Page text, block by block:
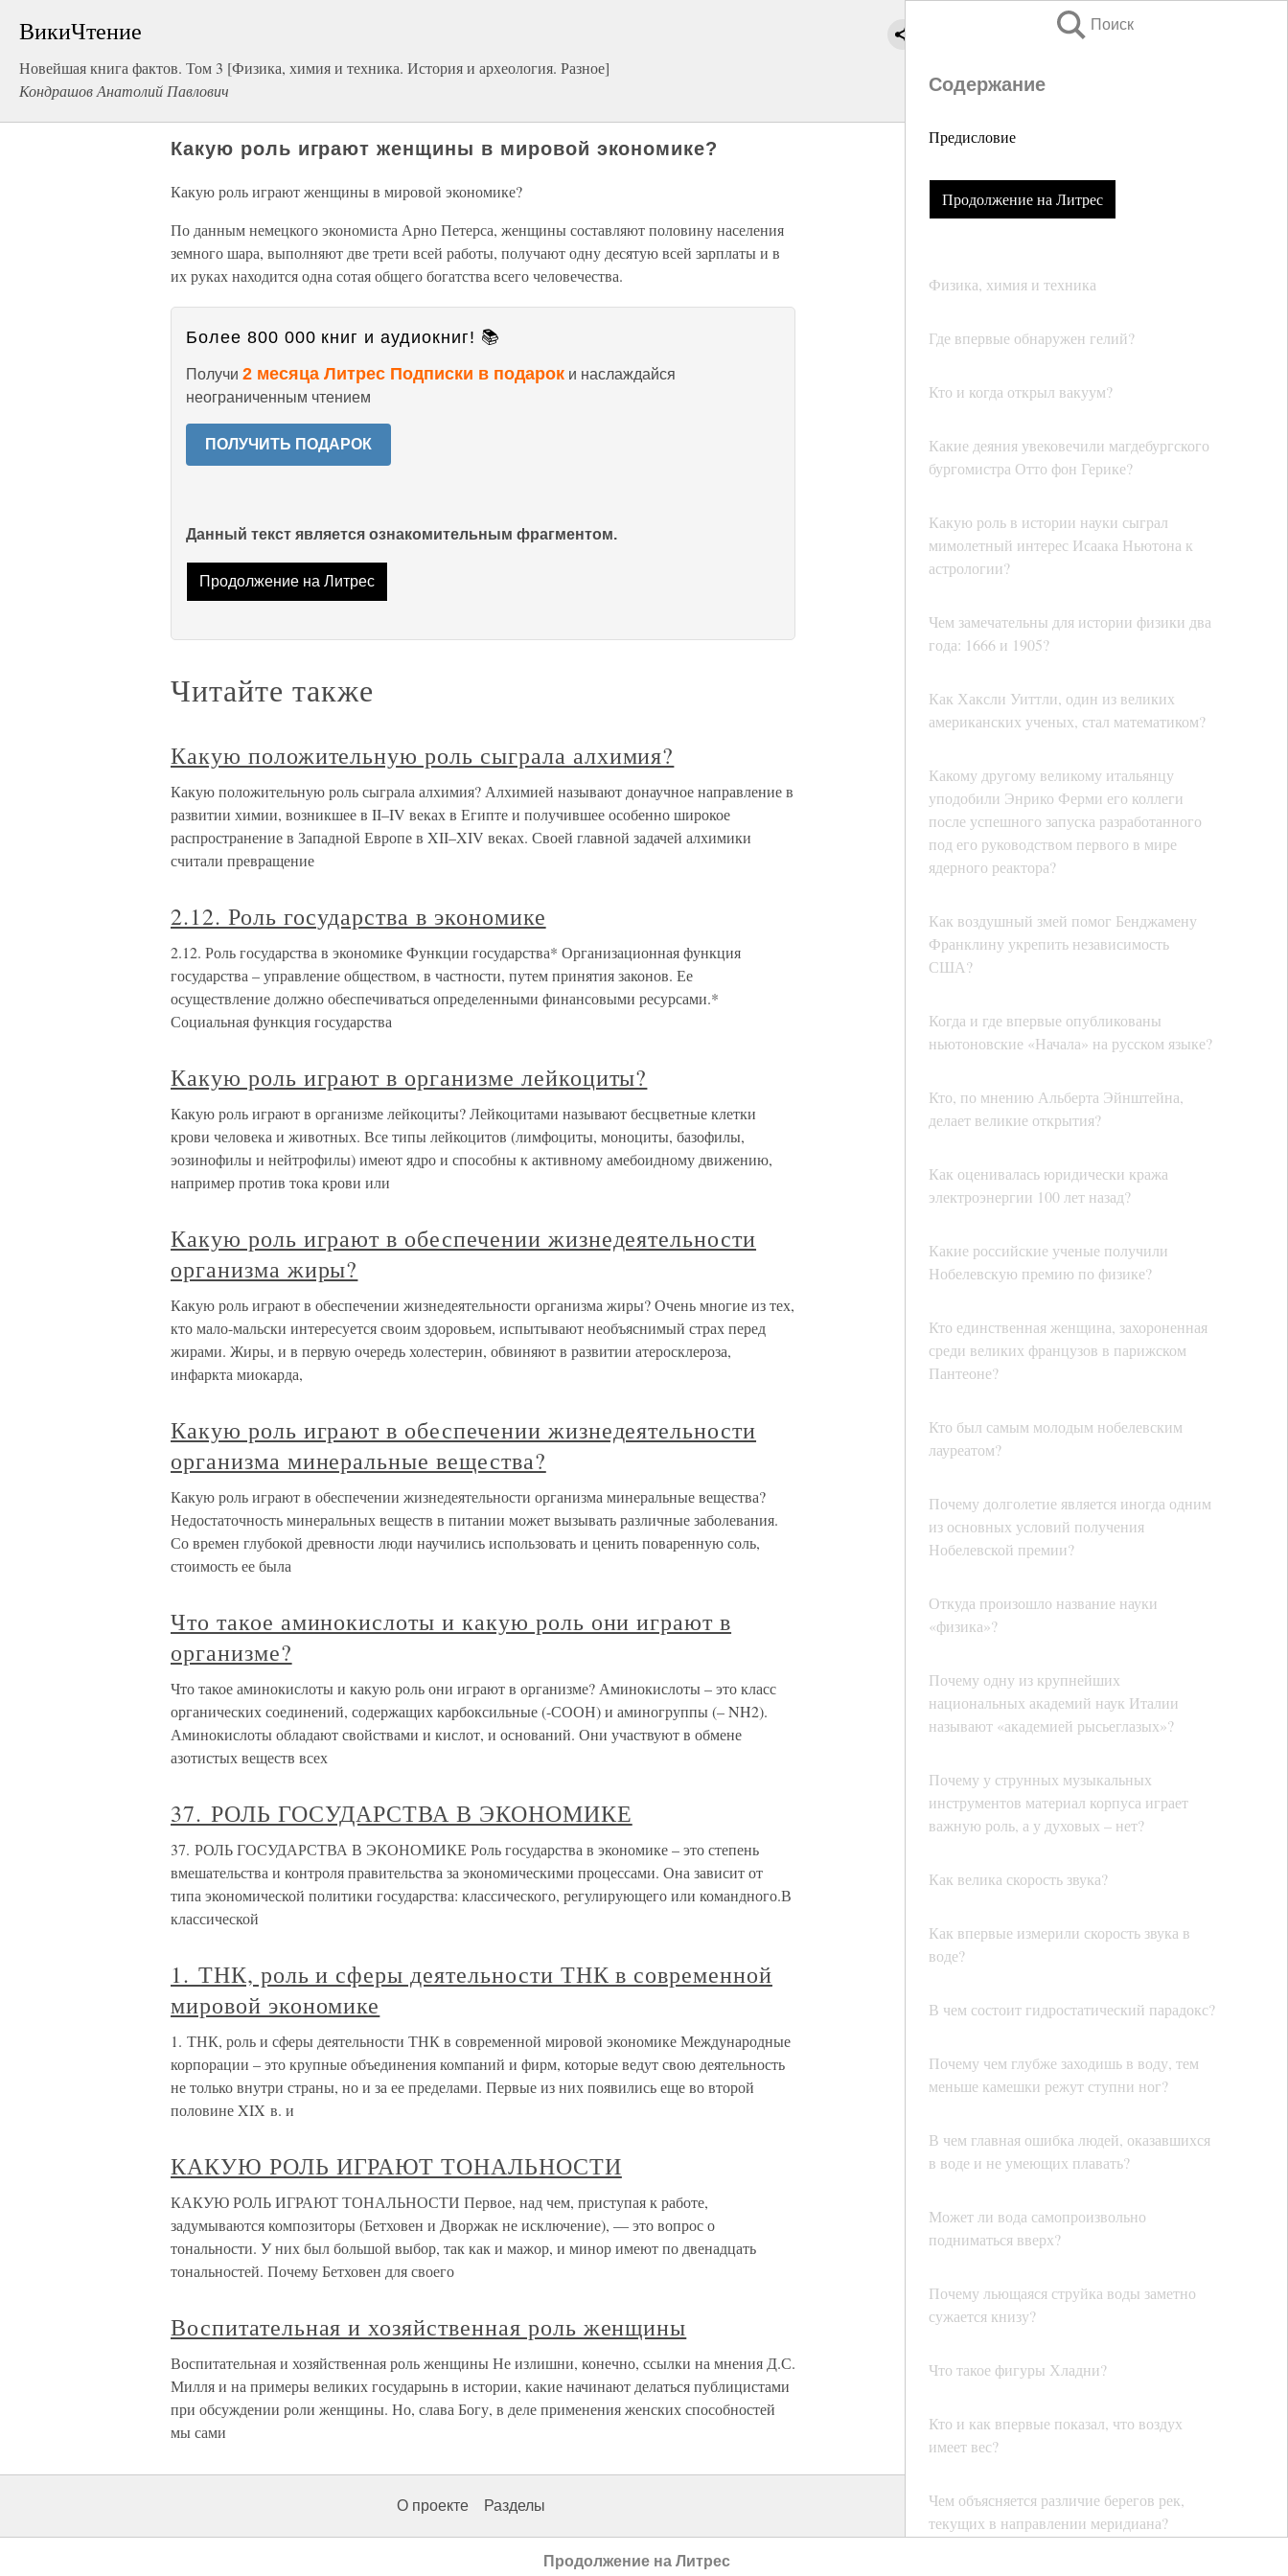
ВикиЧтение
Новейшая книга фактов. Том 3 [Физика, химия и техника. История и археология. Разное]
Кондрашов Анатолий Павлович
Поиск
Содержание
Предисловие
Продолжение на Литрес
Физика, химия и техника
Где впервые обнаружен гелий?
Кто и когда открыл вакуум?
Какие деяния увековечили магдебургского
бургомистра Отто фон Герике?
Какую роль в истории науки сыграл
мимолетный интерес Исаака Ньютона к
астрологии?
Чем замечательны для истории физики два
года: 1666 и 1905?
Как Хаксли Уиттли, один из великих
американских ученых, стал математиком?
Какому другому великому итальянцу
уподобили Энрико Ферми его коллеги
после успешного запуска разработанного
под его руководством первого в мире
ядерного реактора?
Как воздушный змей помог Бенджамену
Франклину укрепить независимость
США?
Когда и где впервые опубликованы
ньютоновские «Начала» на русском языке?
Кто, по мнению Альберта Эйнштейна,
делает великие открытия?
Как оценивалась юридически кража
электроэнергии 100 лет назад?
Какие российские ученые получили
Нобелевскую премию по физике?
Кто единственная женщина, захороненная
среди великих французов в парижском
Пантеоне?
Кто был самым молодым нобелевским
лауреатом?
Почему долголетие является иногда одним
из основных условий получения
Нобелевской премии?
Откуда произошло название науки
«физика»?
Почему одну из крупнейших
национальных академий наук Италии
называют «академией рысьеглазых»?
Почему у струнных музыкальных
инструментов материал корпуса играет
важную роль, а у духовых – нет?
Как велика скорость звука?
Как впервые измерили скорость звука в
воде?
В чем состоит гидростатический парадокс?
Почему чем глубже заходишь в воду, тем
меньше камешки режут ступни ног?
В чем главная ошибка людей, оказавшихся
в воде и не умеющих плавать?
Может ли вода самопроизвольно
подниматься вверх?
Почему льющаяся струйка воды заметно
сужается книзу?
Что такое фигуры Хладни?
Кто и как впервые показал, что воздух
имеет вес?
Чем объясняется различие берегов рек,
текущих в направлении меридиана?
Какую роль играют женщины в мировой экономике?
Какую роль играют женщины в мировой экономике?
По данным немецкого экономиста Арно Петерса, женщины составляют половину населения
земного шара, выполняют две трети всей работы, получают одну десятую всей зарплаты и в
их руках находится одна сотая общего богатства всего человечества.
Более 800 000 книг и аудиокниг! 📚
Получи 2 месяца Литрес Подписки в подарок и наслаждайся
неограниченным чтением
ПОЛУЧИТЬ ПОДАРОК
Данный текст является ознакомительным фрагментом.
Продолжение на Литрес
Читайте также
Какую положительную роль сыграла алхимия?
Какую положительную роль сыграла алхимия? Алхимией называют донаучное направление в
развитии химии, возникшее в II–IV веках в Египте и получившее особенно широкое
распространение в Западной Европе в XII–XIV веках. Своей главной задачей алхимики
считали превращение
2.12. Роль государства в экономике
2.12. Роль государства в экономике Функции государства* Организационная функция
государства – управление обществом, в частности, путем принятия законов. Ее
осуществление должно обеспечиваться определенными финансовыми ресурсами.*
Социальная функция государства
Какую роль играют в организме лейкоциты?
Какую роль играют в организме лейкоциты? Лейкоцитами называют бесцветные клетки
крови человека и животных. Все типы лейкоцитов (лимфоциты, моноциты, базофилы,
эозинофилы и нейтрофилы) имеют ядро и способны к активному амебоидному движению,
например против тока крови или
Какую роль играют в обеспечении жизнедеятельности
организма жиры?
Какую роль играют в обеспечении жизнедеятельности организма жиры? Очень многие из тех,
кто мало-мальски интересуется своим здоровьем, испытывают необъяснимый страх перед
жирами. Жиры, и в первую очередь холестерин, обвиняют в развитии атеросклероза,
инфаркта миокарда,
Какую роль играют в обеспечении жизнедеятельности
организма минеральные вещества?
Какую роль играют в обеспечении жизнедеятельности организма минеральные вещества?
Недостаточность минеральных веществ в питании может вызывать различные заболевания.
Со времен глубокой древности люди научились использовать и ценить поваренную соль,
стоимость ее была
Что такое аминокислоты и какую роль они играют в
организме?
Что такое аминокислоты и какую роль они играют в организме? Аминокислоты – это класс
органических соединений, содержащих карбоксильные (-СООН) и аминогруппы (– NH2).
Аминокислоты обладают свойствами и кислот, и оснований. Они участвуют в обмене
азотистых веществ всех
37. РОЛЬ ГОСУДАРСТВА В ЭКОНОМИКЕ
37. РОЛЬ ГОСУДАРСТВА В ЭКОНОМИКЕ Роль государства в экономике – это степень
вмешательства и контроля правительства за экономическими процессами. Она зависит от
типа экономической политики государства: классического, регулирующего или командного.В
классической
1. ТНК, роль и сферы деятельности ТНК в современной
мировой экономике
1. ТНК, роль и сферы деятельности ТНК в современной мировой экономике Международные
корпорации – это крупные объединения компаний и фирм, которые ведут свою деятельность
не только внутри страны, но и за ее пределами. Первые из них появились еще во второй
половине XIX в. и
КАКУЮ РОЛЬ ИГРАЮТ ТОНАЛЬНОСТИ
КАКУЮ РОЛЬ ИГРАЮТ ТОНАЛЬНОСТИ Первое, над чем, приступая к работе,
задумываются композиторы (Бетховен и Дворжак не исключение), — это вопрос о
тональности. У них был большой выбор, так как и мажор, и минор имеют по двенадцать
тональностей. Почему Бетховен для своего
Воспитательная и хозяйственная роль женщины
Воспитательная и хозяйственная роль женщины Не излишни, конечно, ссылки на мнения Д.С.
Милля и на примеры великих государынь в истории, какие начинают делаться публицистами
при обсуждении роли женщины. Но, слава Богу, в деле применения женских способностей
мы сами
О проекте Разделы
Продолжение на Литрес